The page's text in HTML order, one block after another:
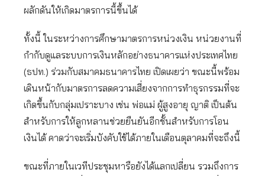
ผลักดันให้เกิดมาตรการนี้ขึ้นได้
ทั้งนี้ ในระหว่างการศึกษามาตรการหน่วงเงิน หน่วยงานที่
กำกับดูแลระบบการเงินหลักอย่างธนาคารแห่งประเทศไทย
(ธปท.) ร่วมกับสมาคมธนาคารไทย เปิดเผยว่า ขณะนี้พร้อม
เดินหน้ากับมาตรการลดความเสี่ยงจากการทำธุรกรรมที่จะ
เกิดขึ้นกับกลุ่มเปราะบาง เช่น พ่อแม่ ผู้สูงอายุ ญาติ เป็นต้น
สำหรับการให้ลูกหลานช่วยยืนยันอีกชั้นสำหรับการโอน
เงินได้ คาดว่าจะเริ่มบังคับใช้ได้ภายในเดือนตุลาคมที่จะถึงนี้
ขณะที่ภายในเวทีประชุมหารือยังได้แลกเปลี่ยน รวมถึงการ